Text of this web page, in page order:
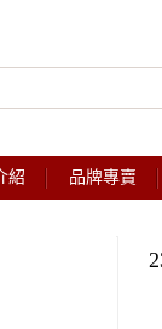
紹 品牌專賣